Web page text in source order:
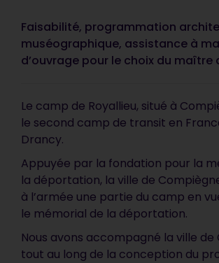
Faisabilité, programmation
muséographique, assistance à
d’ouvrage pour le choix du maître
Le camp de Royallieu, situé à
le second camp de transit en
Drancy.
Appuyée par la fondation pour la
la déportation, la ville de
à l’armée une partie du camp en
le mémorial de la déportation.
Nous avons accompagné la ville de
tout au long de la conception du